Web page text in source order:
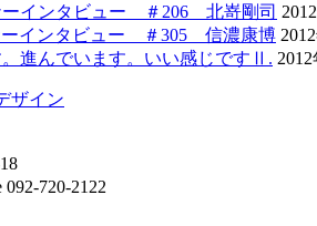
インタビュー ＃206 北嵜剛司
インタビュー ＃305 信濃康博
進んでいます。いい感じですⅡ. 2012
ザイン
720-2122